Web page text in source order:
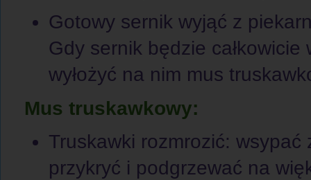
Gotowy sernik wyjąć z
Gdy sernik będzie
wyłożyć na nim mus
Mus truskawkowy:
Truskawki rozmrozić:
przykryć i podgrzewać na